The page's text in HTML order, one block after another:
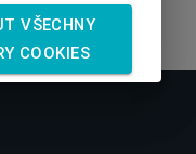
VŠECHNY
COOKIES